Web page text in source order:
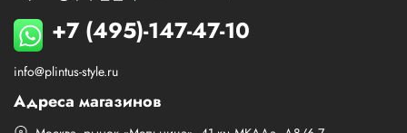
+7 (495)-147-47-10
info@plintus-style.ru
Адреса магазинов